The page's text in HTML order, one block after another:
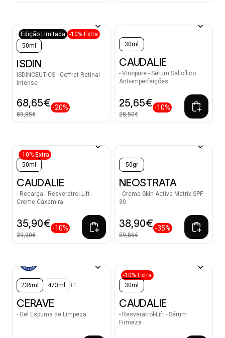
Edição Limitada
-10% Extra
50ml
ISDIN
ISDINCEUTICS - Coffret Retinal
Intense
68,65€
85,85€
-20%
30ml
CAUDALIE
- Vinopure - Sérum Salicílico
Anti-imperfeições
25,65€
28,50€
-10%
-10% Extra
50ml
CAUDALIE
- Recarga - Resveratrol-Lift -
Creme Caxemira
35,90€
39,90€
-10%
50gr
NEOSTRATA
- Creme Skin Active Matrix SPF
30
38,90€
59,86€
-35%
236ml 473ml +1
CERAVE
- Gel Espuma de Limpeza
-10% Extra
30ml
CAUDALIE
- Resveratrol-Lift - Sérum
Firmeza